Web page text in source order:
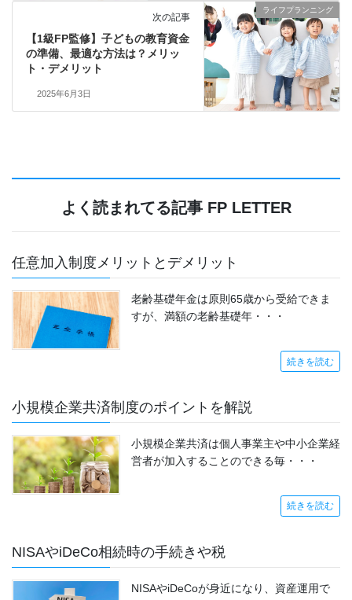
ライフプランニング
次の記事
【1級FP監修】子どもの教育資金
の準備、最適な方法は？メリッ
ト・デメリット
2025年6月3日
よく読まれてる記事 FP LETTER
任意加入制度メリットとデメリット
老齢基礎年金は原則65歳から受給できま
すが、満額の老齢基礎年・・・
続きを読む
小規模企業共済制度のポイントを解説
小規模企業共済は個人事業主や中小企業経
営者が加入することのできる毎・・・
続きを読む
NISAやiDeCo相続時の手続きや税
NISAやiDeCoが身近になり、資産運用で